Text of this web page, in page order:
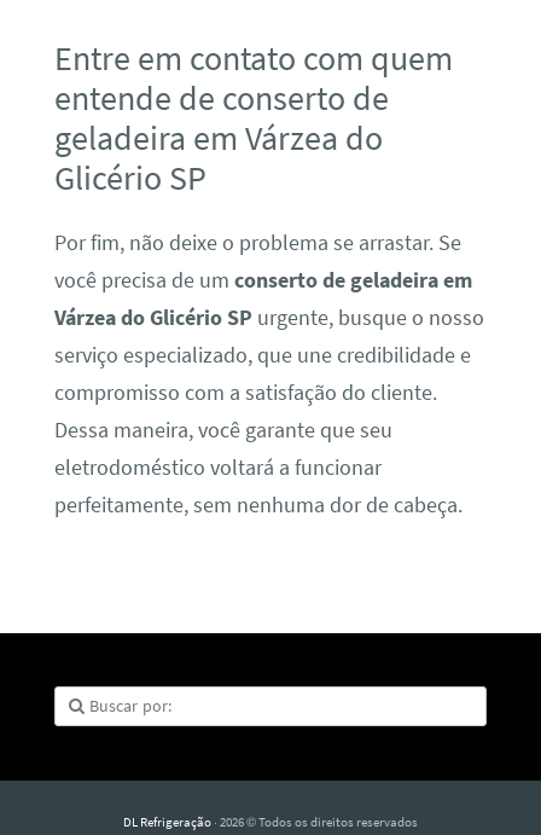
Entre em contato com quem
entende de conserto de
geladeira em Várzea do
Glicério SP
Por fim, não deixe o problema se arrastar. Se
você precisa de um conserto de geladeira em
Várzea do Glicério SP urgente, busque o nosso
serviço especializado, que une credibilidade e
compromisso com a satisfação do cliente.
Dessa maneira, você garante que seu
eletrodoméstico voltará a funcionar
perfeitamente, sem nenhuma dor de cabeça.
DL Refrigeração · 2026 © Todos os direitos reservados